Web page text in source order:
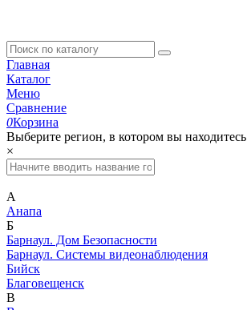
Главная
Каталог
Меню
Сравнение
0Корзина
Выберите регион, в котором вы находитесь
×
А
Анапа
Б
Барнаул. Дом Безопасности
Барнаул. Системы видеонаблюдения
Бийск
Благовещенск
В